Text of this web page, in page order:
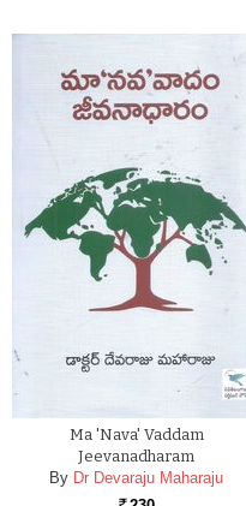
Ma 'nava' Vaddam
Jeevanadharam
By Dr Devaraju Maharaju